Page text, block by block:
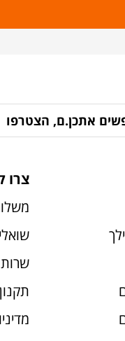
אתכן.ם, הצטרפו
צרו